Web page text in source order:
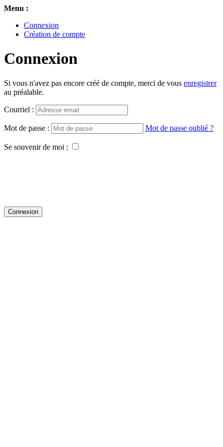
Menu :
Connexion
Création de compte
Connexion
Si vous n'avez pas encore créé de compte, merci de vous enregistrer
au préalable.
Courriel :
Mot de passe : Mot de passe oublié ?
Se souvenir de moi :
Connexion